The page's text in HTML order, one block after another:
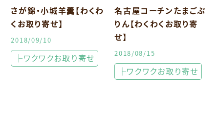
さが錦・小城羊羹【わくわ
くお取り寄せ】
2018/09/10
├ワクワクお取り寄せ
名古屋コーチンたまごぷ
りん【わくわくお取り寄
せ】
2018/08/15
├ワクワクお取り寄せ